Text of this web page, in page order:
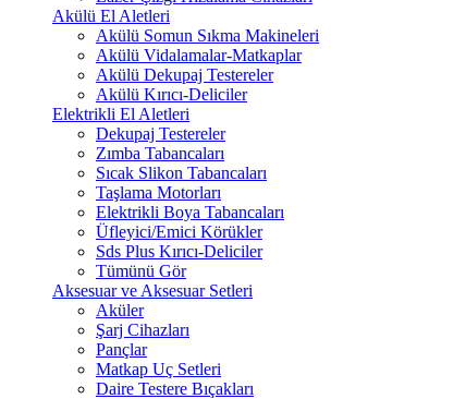
Akülü El Aletleri
Akülü Somun Sıkma Makineleri
Akülü Vidalamalar-Matkaplar
Akülü Dekupaj Testereler
Akülü Kırıcı-Deliciler
Elektrikli El Aletleri
Dekupaj Testereler
Zımba Tabancaları
Sıcak Slikon Tabancaları
Taşlama Motorları
Elektrikli Boya Tabancaları
Üfleyici/Emici Körükler
Sds Plus Kırıcı-Deliciler
Tümünü Gör
Aksesuar ve Aksesuar Setleri
Aküler
Şarj Cihazları
Pançlar
Matkap Uç Setleri
Daire Testere Bıçakları